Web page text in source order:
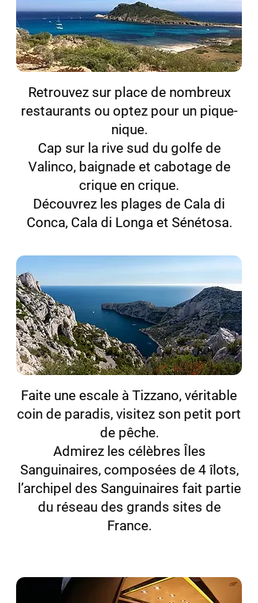
Retrouvez sur place de nombreux
restaurants ou optez pour un pique-
nique.
Cap sur la rive sud du golfe de
Valinco, baignade et cabotage de
crique en crique.
Découvrez les plages de Cala di
Conca, Cala di Longa et Sénétosa.
Faite une escale à Tizzano, véritable
coin de paradis, visitez son petit port
de pêche.
Admirez les célèbres Îles
Sanguinaires, composées de 4 îlots,
l’archipel des Sanguinaires fait partie
du réseau des grands sites de
France.